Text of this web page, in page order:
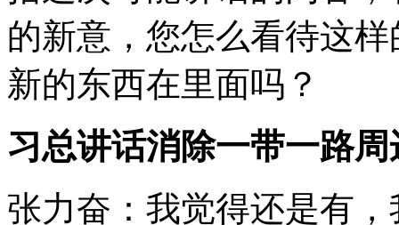
的新意，您怎么看待这
新的东西在里面吗？
习总讲话消除一带一路
张力奋：我觉得还是有